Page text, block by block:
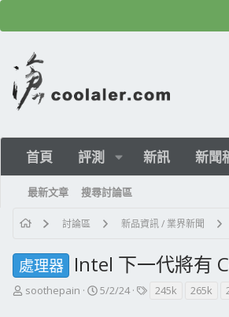
首頁 評測 新訊 新聞
最新文章 搜尋討論區
討論區 新品資訊 / 業界新聞
處理器 Intel 下一代將有
主
soothepain
開
5/2/24
標
245k 265k